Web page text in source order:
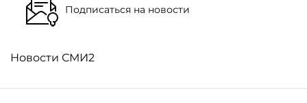
Подписаться на новости
Новости СМИ2